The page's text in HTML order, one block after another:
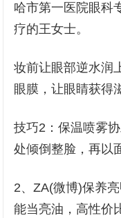
哈市第一医院眼科
疗的王女士。
妆前让眼部逆水润
眼膜，让眼睛获得
技巧2：保温喷雾
处倾倒整脸，再以
2、ZA(微博)保养
能当亮油，高性价